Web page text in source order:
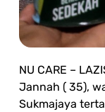
NU CARE –
Jannah ( 35),
Sukmajaya